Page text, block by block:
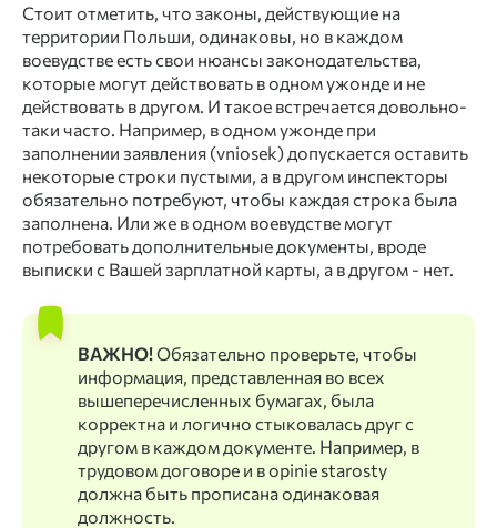
Стоит отметить, что законы, действующие на
территории Польши, одинаковы, но в каждом
воевудстве есть свои нюансы законодательства,
которые могут действовать в одном ужонде и не
действовать в другом. И такое встречается довольно-
таки часто. Например, в одном ужонде при
заполнении заявления (vniosek) допускается оставить
некоторые строки пустыми, а в другом инспекторы
обязательно потребуют, чтобы каждая строка была
заполнена. Или же в одном воевудстве могут
потребовать дополнительные документы, вроде
выписки с Вашей зарплатной карты, а в другом - нет.
ВАЖНО!Обязательно проверьте, чтобы
информация, представленная во всех
вышеперечисленных бумагах, была
корректна и логично стыковалась друг с
другом в каждом документе. Например, в
трудовом договоре и в opinie starosty
должна быть прописана одинаковая
должность.